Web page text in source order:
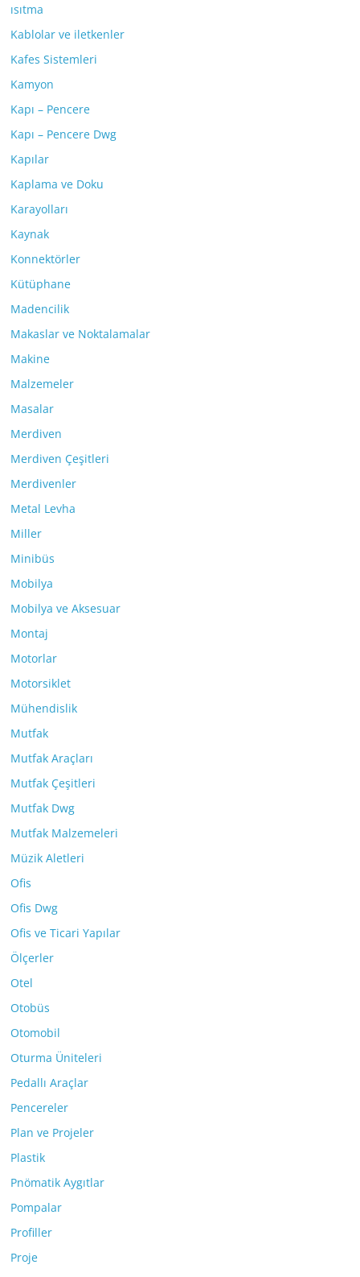
ısıtma
Kablolar ve iletkenler
Kafes Sistemleri
Kamyon
Kapı – Pencere
Kapı – Pencere Dwg
Kapılar
Kaplama ve Doku
Karayolları
Kaynak
Konnektörler
Kütüphane
Madencilik
Makaslar ve Noktalamalar
Makine
Malzemeler
Masalar
Merdiven
Merdiven Çeşitleri
Merdivenler
Metal Levha
Miller
Minibüs
Mobilya
Mobilya ve Aksesuar
Montaj
Motorlar
Motorsiklet
Mühendislik
Mutfak
Mutfak Araçları
Mutfak Çeşitleri
Mutfak Dwg
Mutfak Malzemeleri
Müzik Aletleri
Ofis
Ofis Dwg
Ofis ve Ticari Yapılar
Ölçerler
Otel
Otobüs
Otomobil
Oturma Üniteleri
Pedallı Araçlar
Pencereler
Plan ve Projeler
Plastik
Pnömatik Aygıtlar
Pompalar
Profiller
Proje